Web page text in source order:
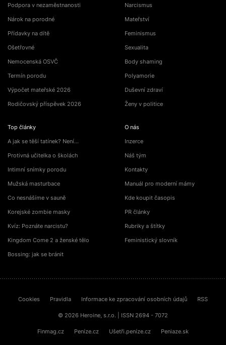
Podpora v nezaměstnanosti
Nárok na porodné
Přídavky na dítě
Ošetřovné
Nemocenská OSVČ
Termín porodu
Výpočet mateřské 2026
Rodičovský příspěvek 2026
Top články
A jak se těší tatínek? Není…
Protivná učitelka o školách
Intimní snímky porodu
Mužská masturbace
Co nesnášíme v sauně
Korejské zombie masky
Kvíz: Poznáte narcistu?
Kingdom Come 2 a ženské tělo
Bossing: jak se bránit
Narcismus
Mateřství
Feminismus
Sexualita
Body shaming
Polyamorie
Duševní zdraví
Ženy v politice
O nás
Inzerce
Náš tým
Kontakty
Manuál pro moderní mámy
Kde koupit časopis
PR články
Rubriky a štítky
Feministický slovník
Cookies Pravidla Informace ke zpracování osobních údajů RSS
© 2026 Heroine, s.r.o. | ISSN 2694 - 7072
Finmag.cz Peníze.cz Ušetři.peníze.cz Peniaze.sk